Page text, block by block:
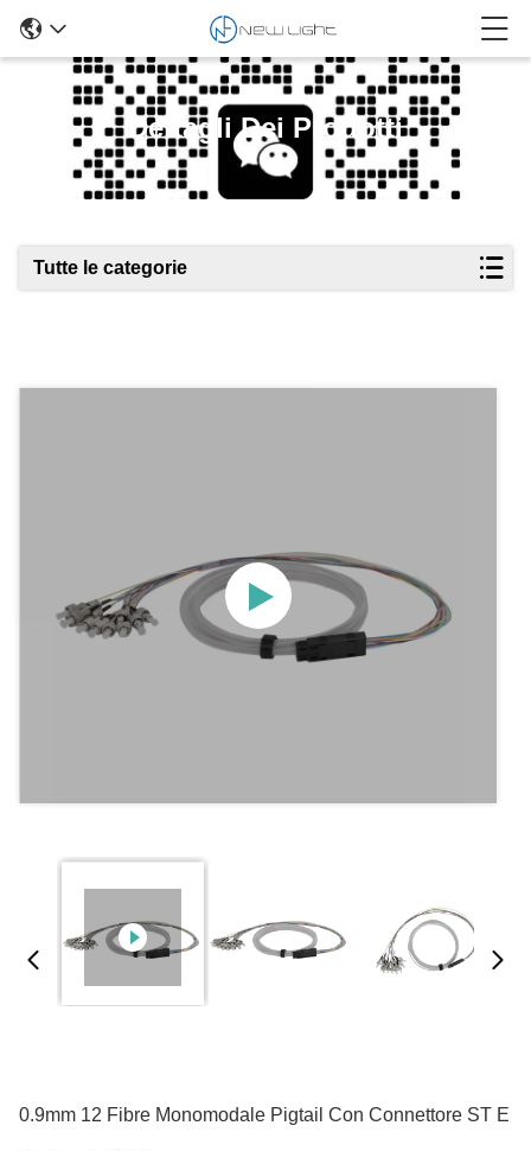
Dettagli Dei Prodotti
Tutte le categorie
0.9mm 12 Fibre Monomodale Pigtail Con Connettore ST E